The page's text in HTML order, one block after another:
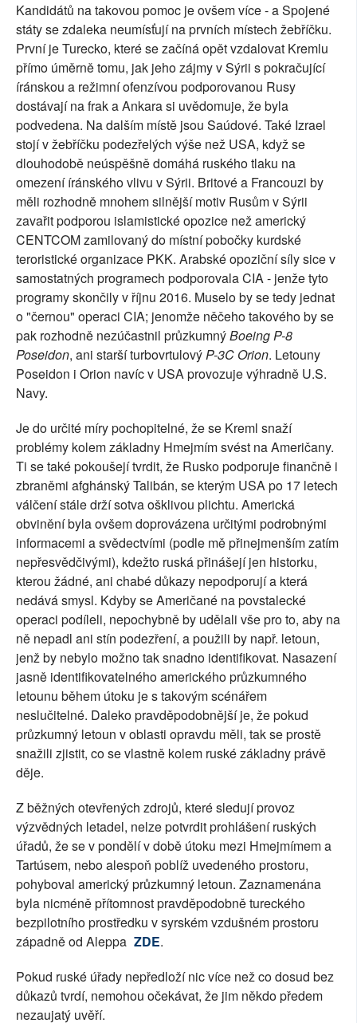
Kandidátů na takovou pomoc je ovšem více - a Spojené
státy se zdaleka neumísťují na prvních místech žebříčku.
První je Turecko, které se začíná opět vzdalovat Kremlu
přímo úměrně tomu, jak jeho zájmy v Sýrii s pokračující
íránskou a režimní ofenzívou podporovanou Rusy
dostávají na frak a Ankara si uvědomuje, že byla
podvedena. Na dalším místě jsou Saúdové. Také Izrael
stojí v žebříčku podezřelých výše než USA, když se
dlouhodobě neúspěšně domáhá ruského tlaku na
omezení íránského vlivu v Sýrii. Britové a Francouzi by
měli rozhodně mnohem silnější motiv Rusům v Sýrii
zavařit podporou islamistické opozice než americký
CENTCOM zamilovaný do místní pobočky kurdské
teroristické organizace PKK. Arabské opoziční síly sice v
samostatných programech podporovala CIA - jenže tyto
programy skončily v říjnu 2016. Muselo by se tedy jednat
o "černou" operaci CIA; jenomže něčeho takového by se
pak rozhodně nezúčastnil průzkumnýBoeing P-8
Poseidon, ani starší turbovrtulovýP-3C Orion. Letouny
Poseidon i Orion navíc v USA provozuje výhradně U.S.
Navy.
Je do určité míry pochopitelné, že se Kreml snaží
problémy kolem základny Hmejmím svést na Američany.
Ti se také pokoušejí tvrdit, že Rusko podporuje finančně i
zbraněmi afghánský Talibán, se kterým USA po 17 letech
válčení stále drží sotva ošklivou plichtu. Americká
obvinění byla ovšem doprovázena určitými podrobnými
informacemi a svědectvími (podle mě přinejmenším zatím
nepřesvědčivými), kdežto ruská přinášejí jen historku,
kterou žádné, ani chabé důkazy nepodporují a která
nedává smysl. Kdyby se Američané na povstalecké
operaci podíleli, nepochybně by udělali vše pro to, aby na
ně nepadl ani stín podezření, a použili by např. letoun,
jenž by nebylo možno tak snadno identifikovat. Nasazení
jasně identifikovatelného amerického průzkumného
letounu během útoku je s takovým scénářem
neslučitelné. Daleko pravděpodobnější je, že pokud
průzkumný letoun v oblasti opravdu měli, tak se prostě
snažili zjistit, co se vlastně kolem ruské základny právě
děje.
Z běžných otevřených zdrojů, které sledují provoz
výzvědných letadel, nelze potvrdit prohlášení ruských
úřadů, že se v pondělí v době útoku mezi Hmejmímem a
Tartúsem, nebo alespoň poblíž uvedeného prostoru,
pohyboval americký průzkumný letoun. Zaznamenána
byla nicméně přítomnost pravděpodobně tureckého
bezpilotního prostředku v syrském vzdušném prostoru
západně od Aleppa ZDE.
Pokud ruské úřady nepředloží nic více než co dosud bez
důkazů tvrdí, nemohou očekávat, že jim někdo předem
nezaujatý uvěří.